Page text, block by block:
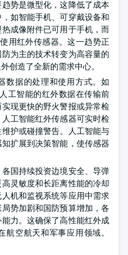
势是微型化，这降低了成本
如智能手机、可穿戴设备和
成像附件已可用于手机，而
用红外传感器。这一趋势正
为主的技术转变为高容量的
创造了全新的需求中心。
数据的处理和使用方式。如
工智能的红外数据在传输前
现更快的野火警报或异常检
工智能红外传感器可实时检
护或碰撞警告。人工智能与
扩展到决策智能，使传感器
国持续投资边境安全、导弹
灵敏度和长距离性能的冷却
机和监视系统等应用中需求
势加剧和国防预算增加，各
力。这确保了高性能红外成
空航天和军事应用领域。